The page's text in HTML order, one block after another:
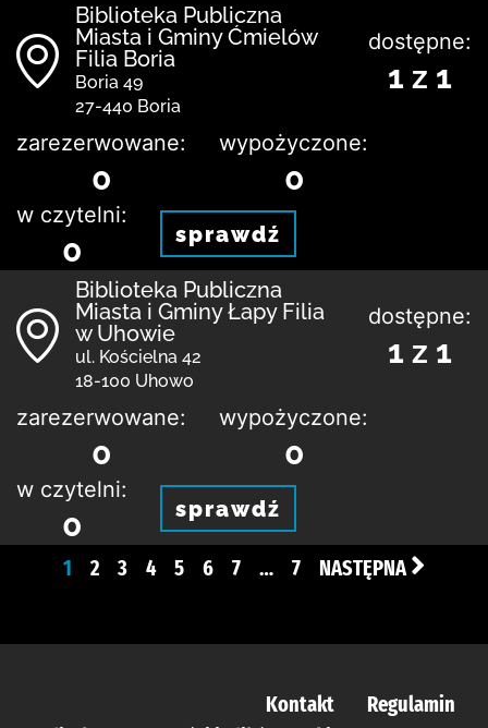
Biblioteka Publiczna
Miasta i Gminy Ćmielów
Filia Boria
Boria 49
27-440 Boria
dostępne:
1 z 1
zarezerwowane:
0
wypożyczone:
0
w czytelni:
0 sprawdź
Biblioteka Publiczna
Miasta i Gminy Łapy Filia
w Uhowie
ul. Kościelna 42
18-100 Uhowo
dostępne:
1 z 1
zarezerwowane:
0
wypożyczone:
0
w czytelni:
0 sprawdź
1 2 3 4 5 6 7 … 7 NASTĘPNA
Kontakt
Regulamin